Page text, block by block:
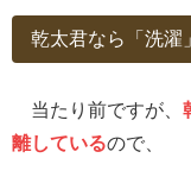
乾太君なら「洗濯
当たり前ですが、
離しているので、